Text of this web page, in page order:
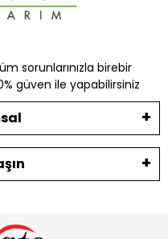
sorunlarınızla birebir
güven ile yapabilirsiniz